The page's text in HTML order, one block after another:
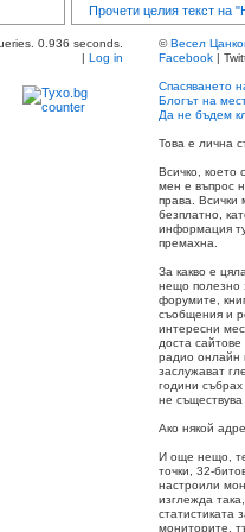
Прочети целия текст на
0.936 seconds.
| Log in
©Весел
Facebook |
Спасяването
Блогът на
Да не бъдем
Това е лична
Всичко, което
мен е въпрос
права. Всички
безплатно,
информация
премахна.
За какво е
нещо полезно
форумите,
съобщения и
интересни
доста
радио онлайн
заслужават
години
не съществува
Ако някой
И още нещо,
точки, 32-
настроили
изглежда
статистиката
мониторите,